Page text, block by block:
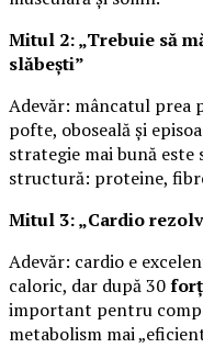
Mitul 2: „Trebuie să
slăbești”
Adevăr: mâncatul prea
pofte, oboseală și
strategie mai bună este
structură: proteine,
Mitul 3: „Cardio
Adevăr: cardio e
caloric, dar după 30
important pentru
metabolism mai